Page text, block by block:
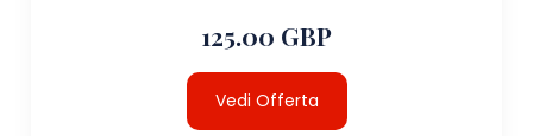
125.00 GBP
Vedi Offerta